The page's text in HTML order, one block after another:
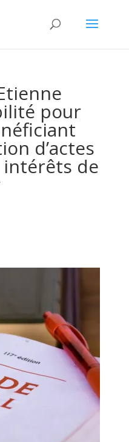
pour
d’actes
de